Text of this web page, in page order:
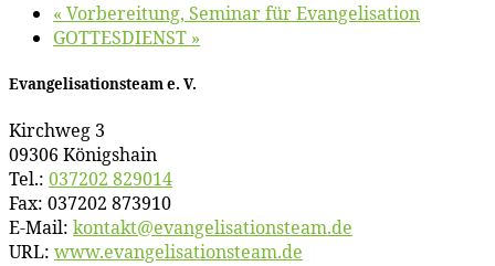
« Vor­be­rei­tung, Se­mi­nar für Evangelisation
GOTTESDIENST »
Evan­ge­li­sa­ti­ons­team e. V.
Kirch­weg 3
09306 Königshain
Tel.: 037202 829014
Fax: 037202 873910
E‑Mail: kontakt@​evangelisationsteam.​de
URL: www​.evan​ge​li​sa​ti​ons​team​.de